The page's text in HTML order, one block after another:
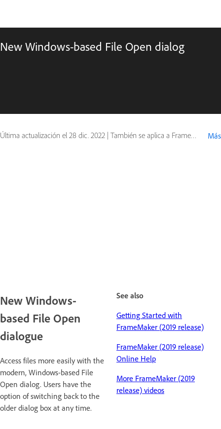
New Windows-based File Open dialog
Última actualización el 28 dic. 2022 | También se aplica a FrameMaker (2019 release) Más
New Windows-
based File Open
dialogue
Access files more easily with the
modern, Windows-based File
Open dialog. Users have the
option of switching back to the
older dialog box at any time.
See also
Getting Started with
FrameMaker (2019 release)
FrameMaker (2019 release)
Online Help
More FrameMaker (2019
release) videos